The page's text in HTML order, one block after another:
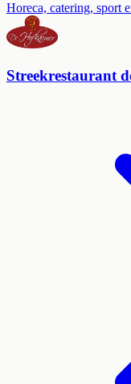
Horeca, catering, sport
Streekrestaurant